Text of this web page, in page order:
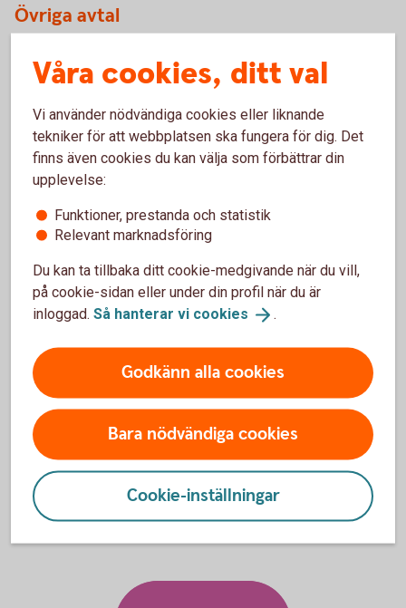
Övriga avtal
Valcentralen.
se
Pensionsvalet.se
Valcentral – vad gör de och vilken
tillhör du?
säga de kollektivavtalade tjänstepensionerna. De
registrerar ditt val av försäkringsbolag och ser till att de
premier som din arbetsgivare betalat skickas till rätt bolag.
Vilken valcentral som administrerar din tjänstepension
beror på vilket kollektivavtalsområde du tillhör. Om du är
osäker på vilken valcentral du tillhör - kontakta din
arbetsgivare. Läs mer om tjänstepension, avtalspension
och valcentral på Pensionsmyndighetens webbplats.
Tjänstepension, avtalspension och valcentral
(pensionsmyndigheten.se)
Våra cookies, ditt val
Vi använder nödvändiga cookies eller liknande
tekniker för att webbplatsen ska fungera för dig. Det
finns även cookies du kan välja som förbättrar din
upplevelse:
Funktioner, prestanda och statistik
Relevant marknadsföring
Du kan ta tillbaka ditt cookie-medgivande när du vill,
på cookie-sidan eller under din profil när du är
inloggad. Så hanterar vi cookies .
Godkänn alla cookies
Bara nödvändiga cookies
Cookie-inställningar